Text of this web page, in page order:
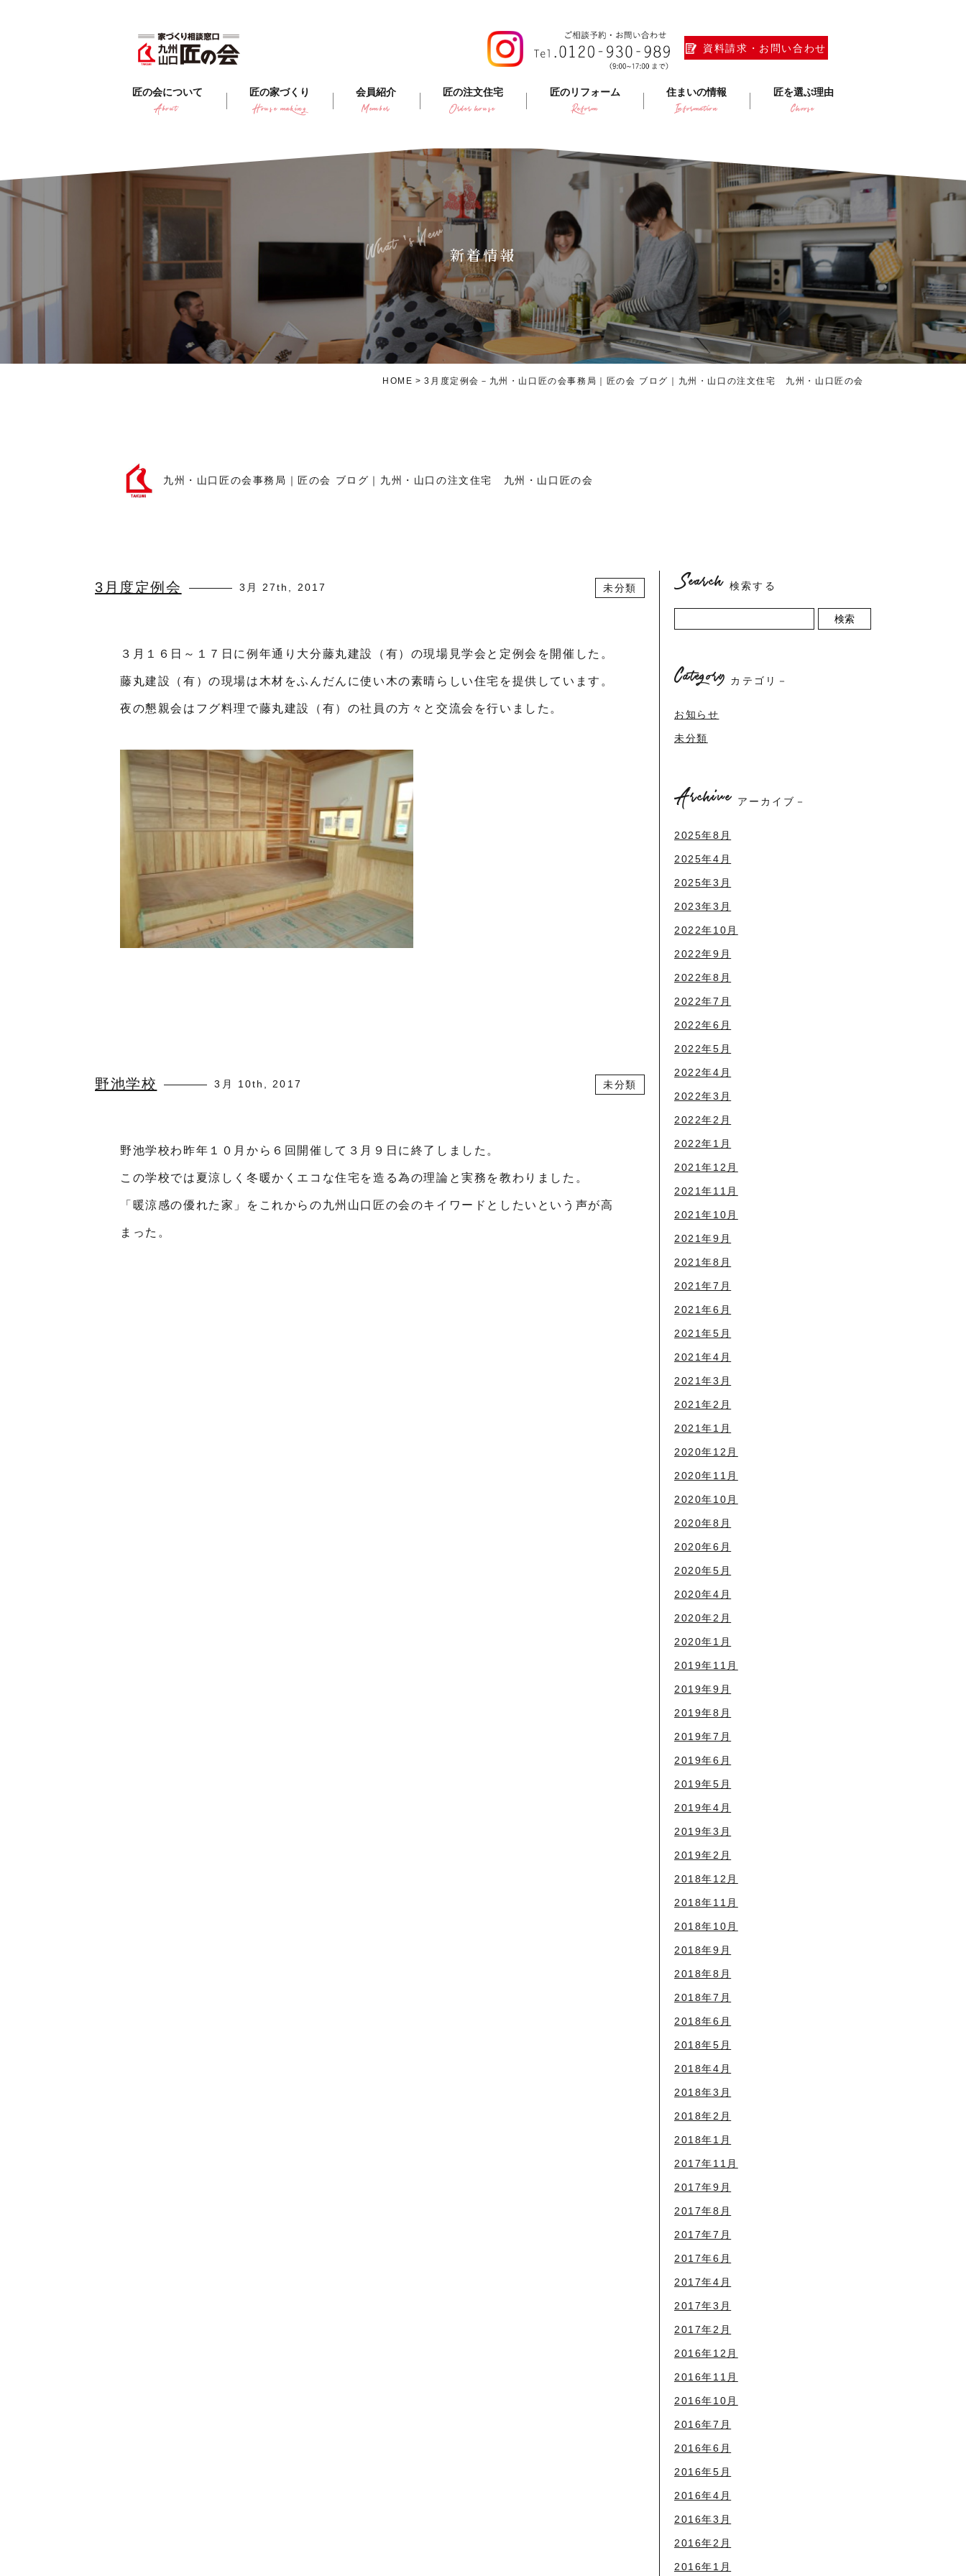
資料請求・お問い合わせ
匠の会について
About
匠の家づくり
House making
会員紹介
Member
匠の注文住宅
Order house
匠のリフォーム
Reform
住まいの情報
Information
匠を選ぶ理由
Choose
新着情報
What's New
HOME 3月度定例会－九州・山口匠の会事務局｜匠の会 ブログ｜九州・山口の注文住宅 九州・山口匠の会
九州・山口匠の会事務局｜匠の会 ブログ｜九州・山口の注文住宅 九州・山口匠の会
3月度定例会 3月 27th, 2017 未分類
３月１６日～１７日に例年通り大分藤丸建設（有）の現場見学会と定例会を開催した。
藤丸建設（有）の現場は木材をふんだんに使い木の素晴らしい住宅を提供しています。
夜の懇親会はフグ料理で藤丸建設（有）の社員の方々と交流会を行いました。
野池学校 3月 10th, 2017 未分類
野池学校わ昨年１０月から６回開催して３月９日に終了しました。
この学校では夏涼しく冬暖かくエコな住宅を造る為の理論と実務を教わりました。
「暖涼感の優れた家」をこれからの九州山口匠の会のキイワードとしたいという声が高
まった。
Search 検索する
検索
Category カテゴリ－
お知らせ
未分類
Archive アーカイブ－
2025年8月
2025年4月
2025年3月
2023年3月
2022年10月
2022年9月
2022年8月
2022年7月
2022年6月
2022年5月
2022年4月
2022年3月
2022年2月
2022年1月
2021年12月
2021年11月
2021年10月
2021年9月
2021年8月
2021年7月
2021年6月
2021年5月
2021年4月
2021年3月
2021年2月
2021年1月
2020年12月
2020年11月
2020年10月
2020年8月
2020年6月
2020年5月
2020年4月
2020年2月
2020年1月
2019年11月
2019年9月
2019年8月
2019年7月
2019年6月
2019年5月
2019年4月
2019年3月
2019年2月
2018年12月
2018年11月
2018年10月
2018年9月
2018年8月
2018年7月
2018年6月
2018年5月
2018年4月
2018年3月
2018年2月
2018年1月
2017年11月
2017年9月
2017年8月
2017年7月
2017年6月
2017年4月
2017年3月
2017年2月
2016年12月
2016年11月
2016年10月
2016年7月
2016年6月
2016年5月
2016年4月
2016年3月
2016年2月
2016年1月